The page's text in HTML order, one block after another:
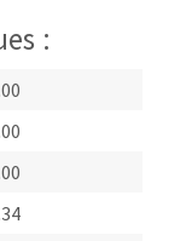
: